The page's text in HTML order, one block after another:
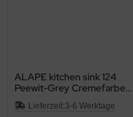
ALAPE kitchen sink 124
Peewit-Grey Cremefarbe
Beige mit Sprenkel 92x50,5
cm Lieferzeit:3-6 Werktage